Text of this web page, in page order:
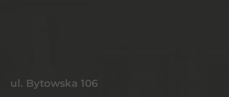
ul. Bytowska 106